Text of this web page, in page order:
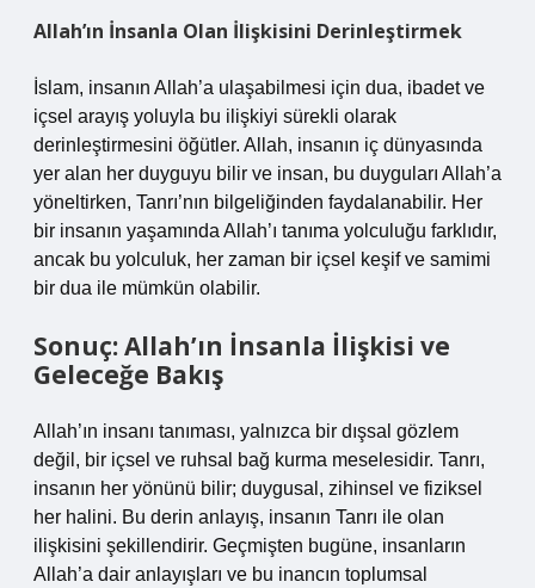
Allah’ın İnsanla Olan İlişkisini Derinleştirmek
İslam, insanın Allah’a ulaşabilmesi için dua, ibadet ve
içsel arayış yoluyla bu ilişkiyi sürekli olarak
derinleştirmesini öğütler. Allah, insanın iç dünyasında
yer alan her duyguyu bilir ve insan, bu duyguları Allah’a
yöneltirken, Tanrı’nın bilgeliğinden faydalanabilir. Her
bir insanın yaşamında Allah’ı tanıma yolculuğu farklıdır,
ancak bu yolculuk, her zaman bir içsel keşif ve samimi
bir dua ile mümkün olabilir.
Sonuç: Allah’ın İnsanla İlişkisi ve
Geleceğe Bakış
Allah’ın insanı tanıması, yalnızca bir dışsal gözlem
değil, bir içsel ve ruhsal bağ kurma meselesidir. Tanrı,
insanın her yönünü bilir; duygusal, zihinsel ve fiziksel
her halini. Bu derin anlayış, insanın Tanrı ile olan
ilişkisini şekillendirir. Geçmişten bugüne, insanların
Allah’a dair anlayışları ve bu inancın toplumsal